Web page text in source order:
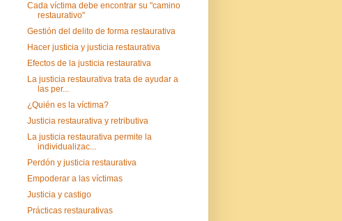
Cada víctima debe encontrar su "camino
restaurativo"
Gestión del delito de forma restaurativa
Hacer justicia y justicia restaurativa
Efectos de la justicia restaurativa
La justicia restaurativa trata de ayudar a
las per...
¿Quién es la víctima?
Justicia restaurativa y retributiva
La justicia restaurativa permite la
individualizac...
Perdón y justicia restaurativa
Empoderar a las víctimas
Justicia y castigo
Prácticas restaurativas